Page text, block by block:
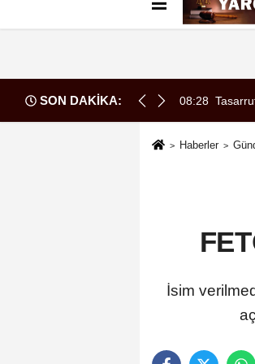
Künye İletişim
SON DAKİKA:
örgüt liderliğinden iddianame hazırlandı.. Tüm
08:28
Haberler
İsim